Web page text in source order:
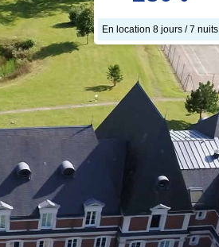
En location 8 jours / 7 nuits